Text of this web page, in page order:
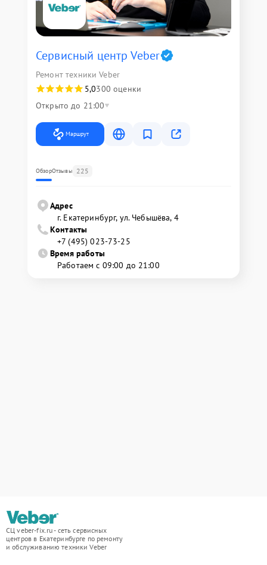
Сервисный центр Veber
Ремонт техники Veber
5,0300 оценки
Открыто до 21:00
Маршрут
ОбзорОтзывы 225
Адрес
г. Екатеринбург, ул. Чебышёва, 4
Контакты
+7 (495) 023-73-25
Время работы
Работаем с 09:00 до 21:00
СЦ veber-fix.ru - сеть сервисных
центров в Екатеринбурге по ремонту
и обслуживанию техники Veber